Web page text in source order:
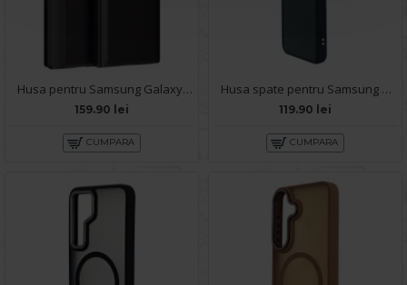
Husa pentru Samsung Galaxy S25 Smart S-View - Negru
159.90 lei
CUMPARA
Husa spate pentru Samsung Galaxy S25 Motor X Case - Negru
119.90 lei
CUMPARA